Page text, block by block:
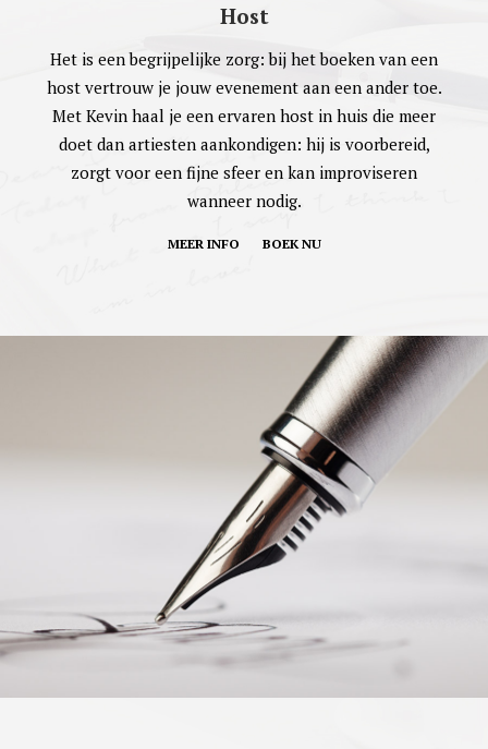
Host
Het is een begrijpelijke zorg: bij het boeken van een
host vertrouw je jouw evenement aan een ander toe.
Met Kevin haal je een ervaren host in huis die meer
doet dan artiesten aankondigen: hij is voorbereid,
zorgt voor een fijne sfeer en kan improviseren
wanneer nodig.
MEER INFO BOEK NU